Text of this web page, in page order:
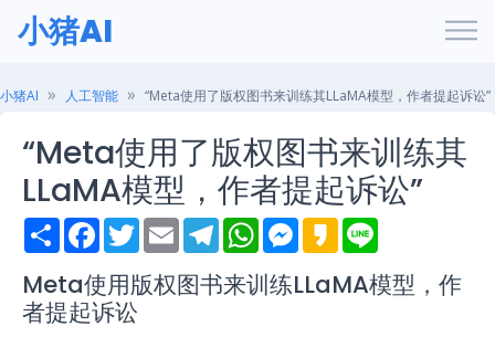
小猪AI
小猪AI 人工智能 “Meta使用了版权图书来训练其LLaMA模型，作者提起诉讼”
“Meta使用了版权图书来训练其
LLaMA模型，作者提起诉讼”
S
h
r
e
F
a
e
b
o
T
w
t
t
E
m
i
l
T
e
e
g
W
h
t
s
M
e
s
e
K
a
a
o
e
Meta使用版权图书来训练LLaMA模型，作
者提起诉讼